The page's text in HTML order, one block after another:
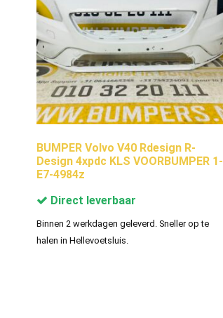
BUMPER Volvo V40 Rdesign R-
Design 4xpdc KLS VOORBUMPER 1-
E7-4984z
Direct leverbaar
Binnen 2 werkdagen geleverd. Sneller op te
halen in Hellevoetsluis.